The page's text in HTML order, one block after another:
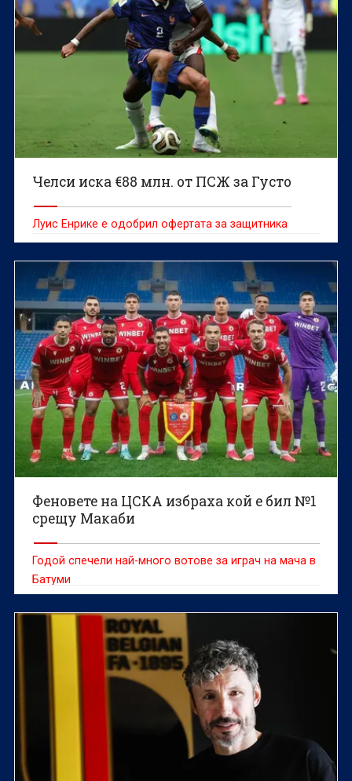
Челси иска €88 млн. от ПСЖ за Густо
Луис Енрике е одобрил офертата за защитника
Феновете на ЦСКА избраха кой е бил №1
срещу Макаби
Годой спечели най-много вотове за играч на мача в
Батуми